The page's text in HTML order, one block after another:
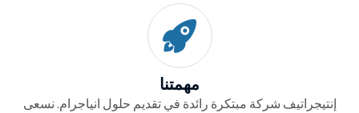
مهمتنا
إنتيجراتيف شركة مبتكرة رائدة في تقديم حلول انياجرام. نسعى